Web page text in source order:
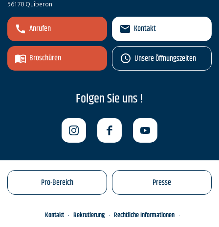
56170 Quiberon
Anrufen
Broschüren
Kontakt
Unsere Öffnungszeiten
Folgen Sie uns !
Pro-Bereich Presse
Kontakt Rekrutierung Rechtliche Informationen